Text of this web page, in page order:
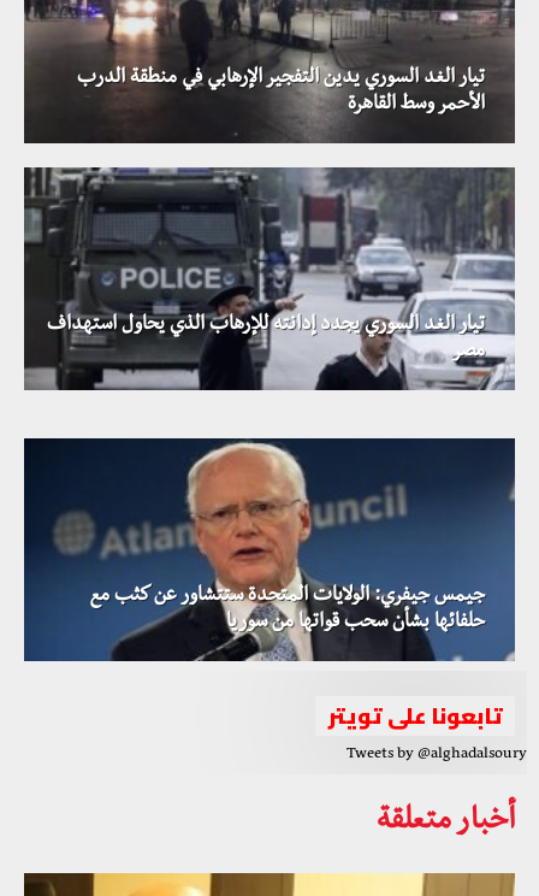
تيار الغد السوري يدين التفجير الإرهابي في منطقة الدرب
الأحمر وسط القاهرة
تيار الغد السوري يجدد إدانته للإرهاب الذي يحاول استهداف
مصر
عشرات القتلى والجرحى جراء انفجار مفخختين في مدينة
إدلب
جيمس جيفري: الولايات المتحدة ستتشاور عن كثب مع
حلفائها بشأن سحب قواتها من سوريا
تابعونا على تويتر
Tweets by @alghadalsoury
أخبار متعلقة